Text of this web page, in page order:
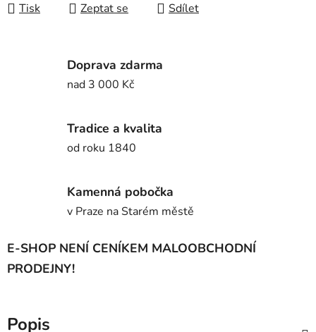
Tisk Zeptat se Sdílet
Doprava zdarma
nad 3 000 Kč
Tradice a kvalita
od roku 1840
Kamenná pobočka
v Praze na Starém městě
E-SHOP NENÍ CENÍKEM MALOOBCHODNÍ
PRODEJNY!
Popis